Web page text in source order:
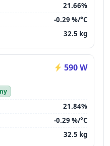
21.66%
-0.29 %/°C
32.5 kg
590 W
21.84%
-0.29 %/°C
32.5 kg